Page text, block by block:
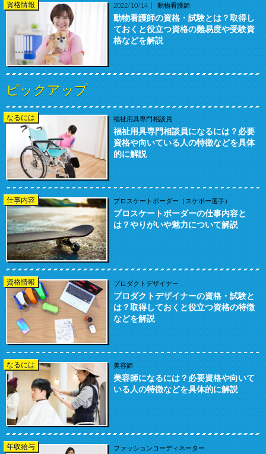
資格情報 2022/10/14 動物看護師
動物看護師の資格・試験とは？取得し
ておくと役立つ資格の難易度や受験資
格などを解説
ピックアップ
なるには 福祉用具専門相談員
福祉用具専門相談員になるには？必要
資格や向いている人の特徴などを具体
的に解説
仕事内容 プロスケートボーダー（スケボー選手）
プロスケートボーダーの仕事内容と
は？やりがいや魅力について解説
資格情報 プロダクトデザイナー
プロダクトデザイナーの資格・試験と
は？取得しておくと役立つ資格の特徴
などを解説
なるには 美容師
美容師になるには？必要資格や向いて
いる人の特徴などを具体的に解説
年収給与 ファッションコーディネーター